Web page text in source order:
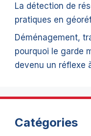
La détection de
pratiques en
Déménagement,
pourquoi le garde
devenu un réflexe
Catégories